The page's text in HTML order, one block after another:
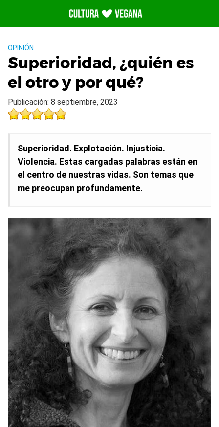
contenido
OPINIÓN
Superioridad, ¿quién es
el otro y por qué?
Publicación: 8 septiembre, 2023
Superioridad. Explotación. Injusticia.
Violencia. Estas cargadas palabras están en
el centro de nuestras vidas. Son temas que
me preocupan profundamente.